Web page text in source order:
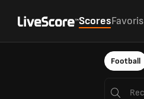
ScoresFavoris
Football